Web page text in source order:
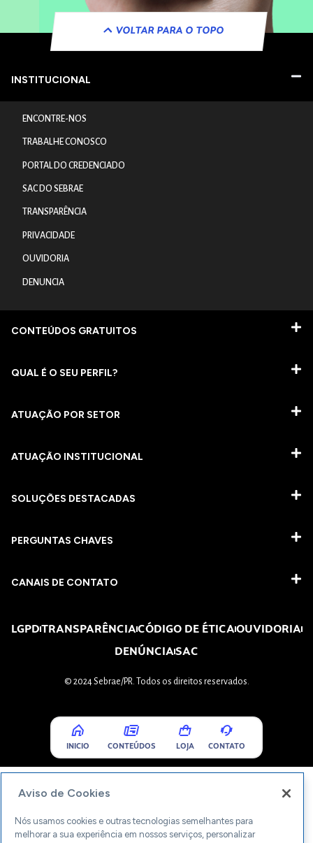
VOLTAR PARA O TOPO
INSTITUCIONAL
ENCONTRE-NOS
TRABALHE CONOSCO
PORTAL DO CREDENCIADO
SAC DO SEBRAE
TRANSPARÊNCIA
PRIVACIDADE
OUVIDORIA
DENUNCIA
CONTEÚDOS GRATUITOS
QUAL É O SEU PERFIL?
ATUAÇÃO POR SETOR
ATUAÇÃO INSTITUCIONAL
SOLUÇÕES DESTACADAS
PERGUNTAS CHAVES​
CANAIS DE CONTATO
LGPDTRANSPARÊNCIACÓDIGO DE ÉTICAOUVIDORIA
DENÚNCIASAC
© 2024 Sebrae/PR. Todos os direitos reservados.
INICIO CONTEÚDOS LOJA CONTATO
Aviso de Cookies
Nós usamos cookies e outras tecnologias semelhantes para
melhorar a sua experiência em nossos serviços, personalizar